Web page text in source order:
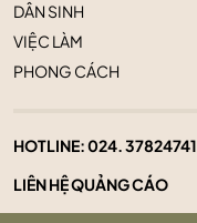
DÂN SINH
VIỆC LÀM
PHONG CÁCH
HOTLINE:024. 37824741
LIÊN HỆ QUẢNG CÁO